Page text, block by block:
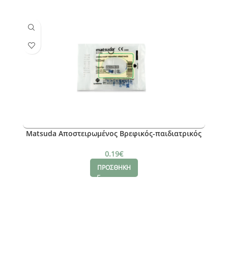
Matsuda Αποστειρωμένος Βρεφικός-παιδιατρικός
0.19€
ΠΡΟΣΘΗΚΗ